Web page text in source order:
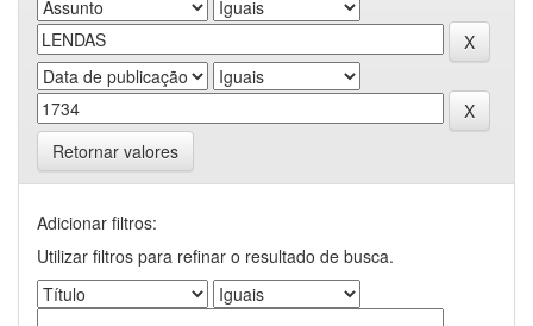
Retornar valores
Adicionar filtros:
Utilizar filtros para refinar o resultado de busca.